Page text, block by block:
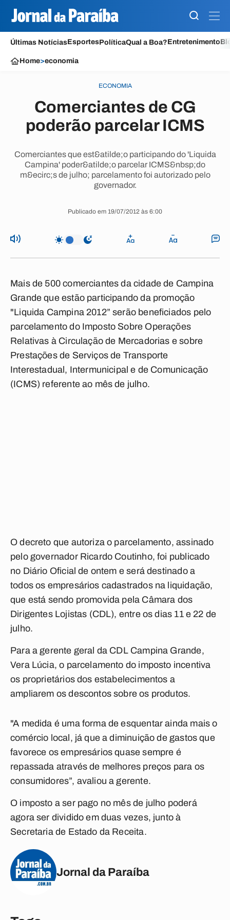
Últimas NotíciasEsportesPolíticaQual a Boa?Entretenimento
Home>economia
ECONOMIA
Comerciantes de CG
poderão parcelar ICMS
Comerciantes que est&atilde;o participando do 'Liquida
Campina' poder&atilde;o parcelar ICMS&nbsp;do
m&ecirc;s de julho; parcelamento foi autorizado pelo
governador.
Publicado em 19/07/2012 às 6:00
Mais de 500 comerciantes da cidade de Campina
Grande que estão participando da promoção
"Liquida Campina 2012” serão beneficiados pelo
parcelamento do Imposto Sobre Operações
Relativas à Circulação de Mercadorias e sobre
Prestações de Serviços de Transporte
Interestadual, Intermunicipal e de Comunicação
(ICMS) referente ao mês de julho.
O decreto que autoriza o parcelamento, assinado
pelo governador Ricardo Coutinho, foi publicado
no Diário Oficial de ontem e será destinado a
todos os empresários cadastrados na liquidação,
que está sendo promovida pela Câmara dos
Dirigentes Lojistas (CDL), entre os dias 11 e 22 de
julho.
Para a gerente geral da CDL Campina Grande,
Vera Lúcia, o parcelamento do imposto incentiva
os proprietários dos estabelecimentos a
ampliarem os descontos sobre os produtos.
"A medida é uma forma de esquentar ainda mais o
comércio local, já que a diminuição de gastos que
favorece os empresários quase sempre é
repassada através de melhores preços para os
consumidores”, avaliou a gerente.
O imposto a ser pago no mês de julho poderá
agora ser dividido em duas vezes, junto à
Secretaria de Estado da Receita.
Jornal da Paraíba